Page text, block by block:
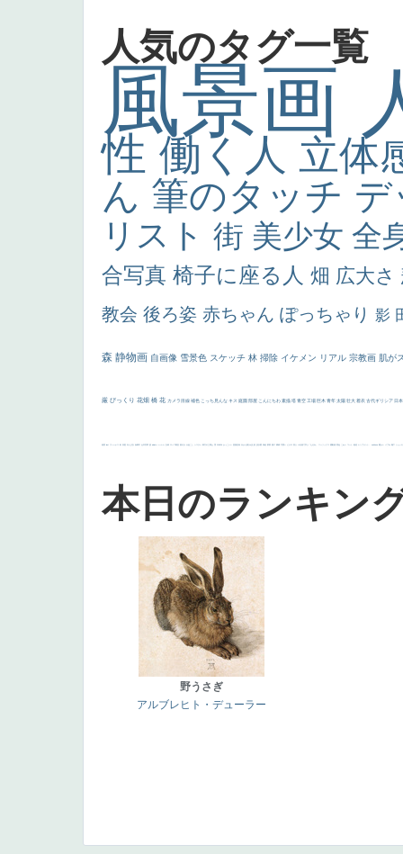
人気のタグ一覧
風景画
性 働く人 立体
ん 筆のタッチ
リスト 街 美少女 全
合写真 椅子に座る人 畑 広大さ
教会 後ろ姿 赤ちゃん ぽっちゃり 影
森 静物画 自画像 雪景色 スケッチ 林 掃除 イケメン リアル 宗教画 肌が
厳 びっくり 花畑 橋 花 カメラ目線 補色 こっち見んな キス 庭園 部屋 こんにちわ 素描 塔 青空 工場 巨木 青年 太陽 壮大 着衣 古代ギリシア 日
画質 last ヴィーナス 剣 白人少女 食事中 山本芳翠 麦 alciato ハーレム 女神 ローマ教皇 奥行き 火起こし シスター 東方の三博士 114514 かっこいい 受胎告知 天から覗き込む顔 設計図 挿絵 群衆 親子 裸婦 可愛い ピサロ ＃名画で学ぶ「たるみ」 ニーソックス 躍動感 黄色 こわい コート 畦道 レンブラント・ sekkusu 暖かい バブみ 靴下 ショッ
本日のランキン
野うさぎ
アルブレヒト・デューラー